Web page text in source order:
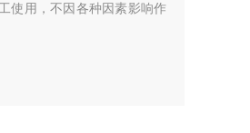
使用，不因各种因素影响作